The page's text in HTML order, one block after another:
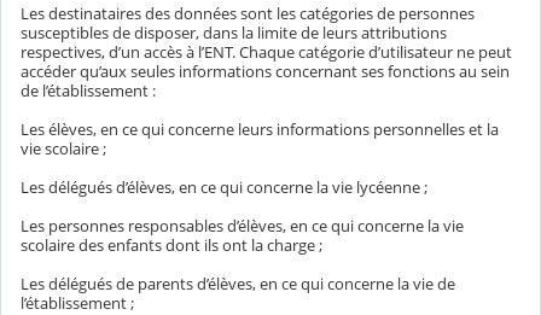
Les destinataires des données sont les catégories de personnes
susceptibles de disposer, dans la limite de leurs attributions
respectives, d’un accès à l’ENT. Chaque catégorie d’utilisateur ne peut
accéder qu’aux seules informations concernant ses fonctions au sein
de l’établissement :
Les élèves, en ce qui concerne leurs informations personnelles et la
vie scolaire ;
Les délégués d’élèves, en ce qui concerne la vie lycéenne ;
Les personnes responsables d’élèves, en ce qui concerne la vie
scolaire des enfants dont ils ont la charge ;
Les délégués de parents d’élèves, en ce qui concerne la vie de
l’établissement ;